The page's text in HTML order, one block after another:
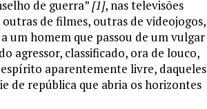
de guerra”[1], nas televisões
de filmes, outras de videojogos,
um homem que passou de um vulgar
agressor, classificado, ora de louco,
aparentemente livre, daqueles
de república que abria os horizontes